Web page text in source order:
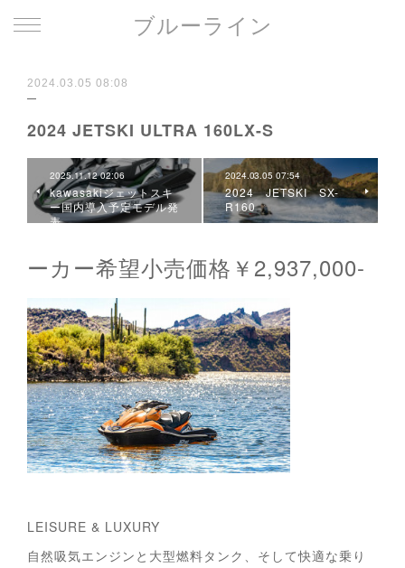
ブルーライン
2024.03.05 08:08
2024 JETSKI ULTRA 160LX-S
2025.11.12 02:06
kawasakiジェットスキ
ー国内導入予定モデル発
表
2024.03.05 07:54
2024 JETSKI SX-
R160
ーカー希望小売価格￥2,937,000-
LEISURE & LUXURY
自然吸気エンジンと大型燃料タンク、そして快適な乗り